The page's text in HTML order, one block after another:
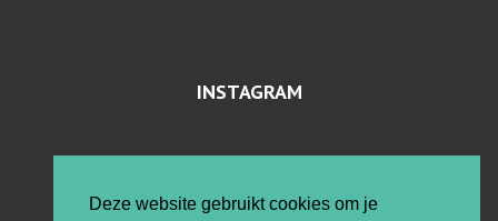
Deze website gebruikt cookies om je
INSTAGRAM
PRIVACYVERKLARING EN COOKIES